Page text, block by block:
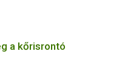
a kőrisrontó